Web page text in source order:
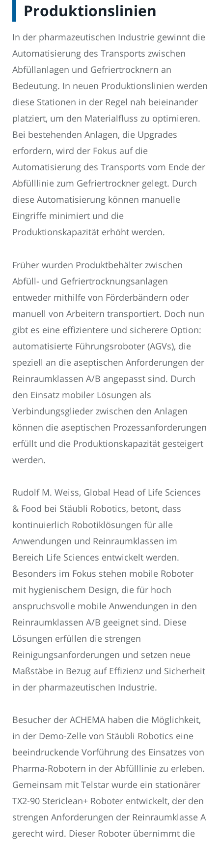
Produktionslinien
In der pharmazeutischen Industrie gewinnt die
Automatisierung des Transports zwischen
Abfüllanlagen und Gefriertrocknern an
Bedeutung. In neuen Produktionslinien werden
diese Stationen in der Regel nah beieinander
platziert, um den Materialfluss zu optimieren.
Bei bestehenden Anlagen, die Upgrades
erfordern, wird der Fokus auf die
Automatisierung des Transports vom Ende der
Abfülllinie zum Gefriertrockner gelegt. Durch
diese Automatisierung können manuelle
Eingriffe minimiert und die
Produktionskapazität erhöht werden.
Früher wurden Produktbehälter zwischen
Abfüll- und Gefriertrocknungsanlagen
entweder mithilfe von Förderbändern oder
manuell von Arbeitern transportiert. Doch nun
gibt es eine effizientere und sicherere Option:
automatisierte Führungsroboter (AGVs), die
speziell an die aseptischen Anforderungen der
Reinraumklassen A/B angepasst sind. Durch
den Einsatz mobiler Lösungen als
Verbindungsglieder zwischen den Anlagen
können die aseptischen Prozessanforderungen
erfüllt und die Produktionskapazität gesteigert
werden.
Rudolf M. Weiss, Global Head of Life Sciences
& Food bei Stäubli Robotics, betont, dass
kontinuierlich Robotiklösungen für alle
Anwendungen und Reinraumklassen im
Bereich Life Sciences entwickelt werden.
Besonders im Fokus stehen mobile Roboter
mit hygienischem Design, die für hoch
anspruchsvolle mobile Anwendungen in den
Reinraumklassen A/B geeignet sind. Diese
Lösungen erfüllen die strengen
Reinigungsanforderungen und setzen neue
Maßstäbe in Bezug auf Effizienz und Sicherheit
in der pharmazeutischen Industrie.
Besucher der ACHEMA haben die Möglichkeit,
in der Demo-Zelle von Stäubli Robotics eine
beeindruckende Vorführung des Einsatzes von
Pharma-Robotern in der Abfülllinie zu erleben.
Gemeinsam mit Telstar wurde ein stationärer
TX2-90 Stericlean+ Roboter entwickelt, der den
strengen Anforderungen der Reinraumklasse A
gerecht wird. Dieser Roboter übernimmt die